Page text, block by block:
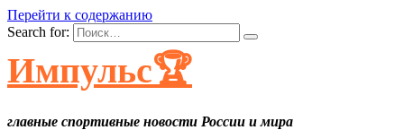
Перейти к содержанию
Search for:
Импульс🏆
главные спортивные новости России и мира